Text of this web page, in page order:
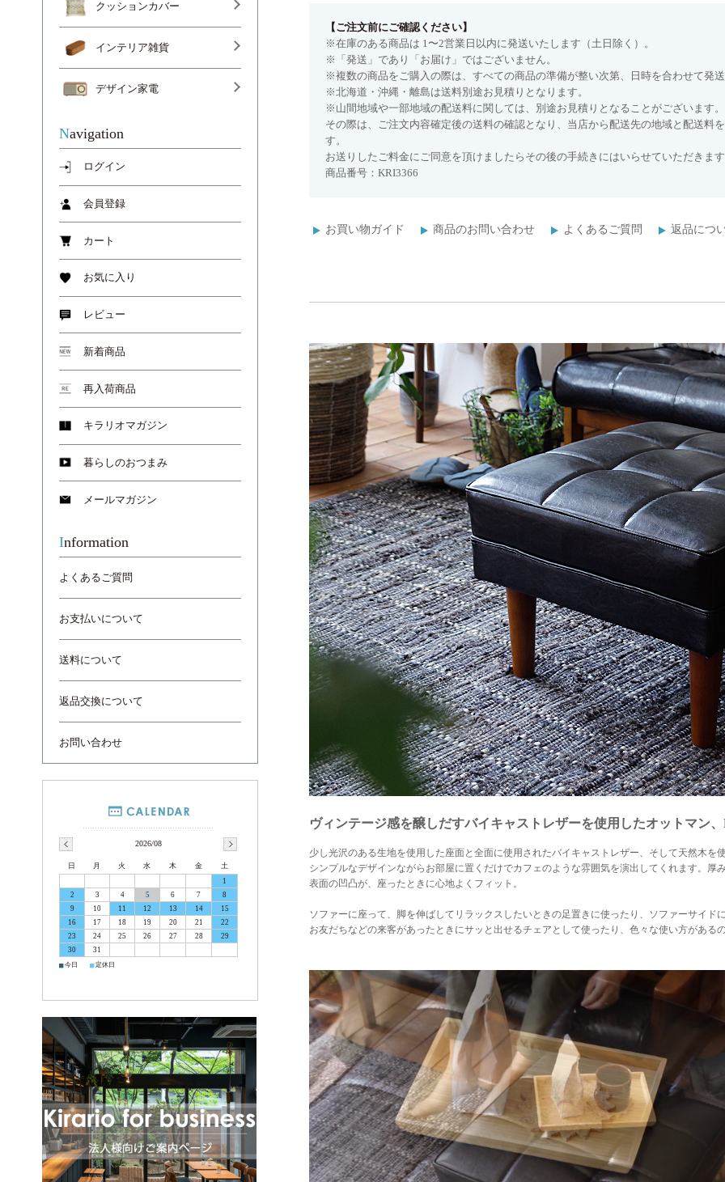
【ご注文前にご確認ください】
※在庫のある商品は 1〜2営業日以内に発送いたします（土日除く）。
※「発送」であり「お届け」ではございません。
※複数の商品をご購入の際は、すべての商品の準備が整い次第、日時を合わせて発送
※北海道・沖縄・離島は送料別途お見積りとなります。
※山間地域や一部地域の配送料に関しては、別途お見積りとなることがございます。
その際は、ご注文内容確定後の送料の確認となり、当店から配送先の地域と配送料
す。
お送りしたご料金にご同意を頂けましたらその後の手続きにはいらせていただきます
商品番号：KRI3366
お買い物ガイド 商品のお問い合わせ よくあるご質問 返品につ
ヴィンテージ感を醸しだすバイキャストレザーを使用したオットマン、
少し光沢のある生地を使用した座面と全面に使用されたバイキャストレザー、そして天然木を
シンプルなデザインながらお部屋に置くだけでカフェのような雰囲気を演出してくれます。厚
表面の凹凸が、座ったときに心地よくフィット。
ソファーに座って、脚を伸ばしてリラックスしたいときの足置きに使ったり、ソファーサイド
お友だちなどの来客があったときにサッと出せるチェアとして使ったり、色々な使い方がある
クッションカバー
インテリア雑貨
デザイン家電
Navigation
ログイン
会員登録
カート
お気に入り
レビュー
新着商品
再入荷商品
キラリオマガジン
暮らしのおつまみ
メールマガジン
Information
よくあるご質問
お支払いについて
送料について
返品交換について
お問い合わせ
2026/08
日 月 火 水 木 金
土
1
2
3 4 5 6 7
8
9
10 11 12 13 14
15
16
17 18 19 20 21
22
23
24 25 26 27 28
29
30
31
■ 今日 ■ 定休日